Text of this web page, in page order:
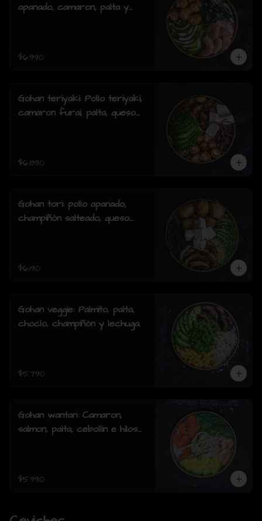
apanado, camaron, palta y
$6.990
Gohan teriyaki: Pollo teriyaki,
camaron furai, palta, queso
$6.890
Gohan tori: pollo apanado,
champiñón salteado, queso
$6.190
Gohan veggie: Palmito, palta,
choclo, champiñón y lechuga.
$5.790
Gohan wantan: Camaron,
salmon, palta, cebollin e hilos
$5.990